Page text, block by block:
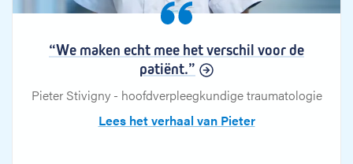
“We maken echt mee het verschil voor de
patiënt.”
Pieter Stivigny - hoofdverpleegkundige traumatologie
Lees het verhaal van Pieter